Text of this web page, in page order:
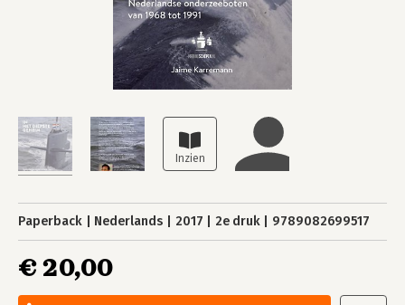
Paperback Nederlands 2017 2e druk 9789082699517
€ 20,00